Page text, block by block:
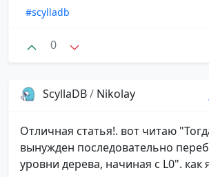
#scylladb
0
ScyllaDB/ Nikolay
Отличная статья!. вот читаю
вынужден последовательно
уровни дерева, начиная с L0". как